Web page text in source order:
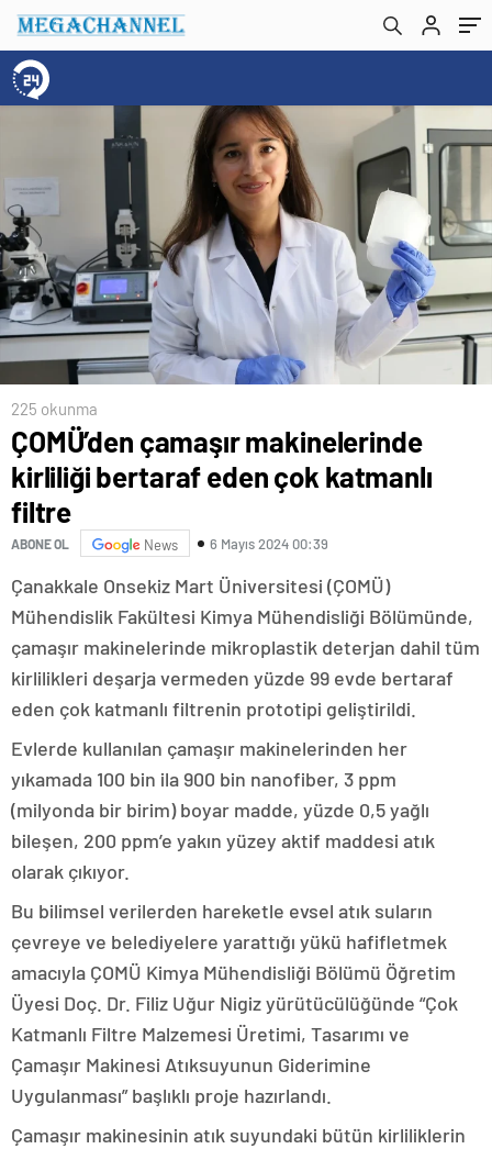
225 okunma
ÇOMÜ’den çamaşır makinelerinde
kirliliği bertaraf eden çok katmanlı
filtre
ABONE OL News 6 Mayıs 2024 00:39
Çanakkale Onsekiz Mart Üniversitesi (ÇOMÜ)
Mühendislik Fakültesi Kimya Mühendisliği Bölümünde,
çamaşır makinelerinde mikroplastik deterjan dahil tüm
kirlilikleri deşarja vermeden yüzde 99 evde bertaraf
eden çok katmanlı filtrenin prototipi geliştirildi.
Evlerde kullanılan çamaşır makinelerinden her
yıkamada 100 bin ila 900 bin nanofiber, 3 ppm
(milyonda bir birim) boyar madde, yüzde 0,5 yağlı
bileşen, 200 ppm’e yakın yüzey aktif maddesi atık
olarak çıkıyor.
Bu bilimsel verilerden hareketle evsel atık suların
çevreye ve belediyelere yarattığı yükü hafifletmek
amacıyla ÇOMÜ Kimya Mühendisliği Bölümü Öğretim
Üyesi Doç. Dr. Filiz Uğur Nigiz yürütücülüğünde “Çok
Katmanlı Filtre Malzemesi Üretimi, Tasarımı ve
Çamaşır Makinesi Atıksuyunun Giderimine
Uygulanması” başlıklı proje hazırlandı.
Çamaşır makinesinin atık suyundaki bütün kirliliklerin